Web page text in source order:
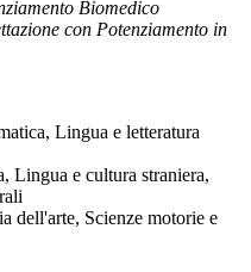
Biomedico
con Potenziamento in
Lingua e letteratura
Lingua e cultura straniera,
dell'arte, Scienze motorie e